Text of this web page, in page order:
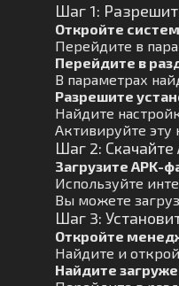
Шаг 1:
Откройте
Перейдите в
Перейдите в
В параметрах
Разрешите
Найдите
Активируйте эту
Шаг 2: Скачайте
Загрузите APK-
Используйте
Вы можете
Шаг 3:
Откройте
Найдите и
Найдите